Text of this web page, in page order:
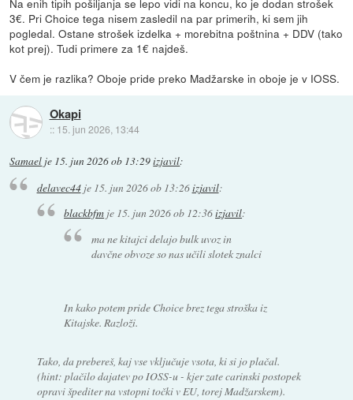
Na enih tipih pošiljanja se lepo vidi na koncu, ko je dodan strošek
3€. Pri Choice tega nisem zasledil na par primerih, ki sem jih
pogledal. Ostane strošek izdelka + morebitna poštnina + DDV (tako
kot prej). Tudi primere za 1€ najdeš.
V čem je razlika? Oboje pride preko Madžarske in oboje je v IOSS.
Okapi
:: 15. jun 2026, 13:44
Samael je 15. jun 2026 ob 13:29izjavil:
delavec44je 15. jun 2026 ob 13:26izjavil:
blackbfm je 15. jun 2026 ob 12:36izjavil:
ma ne kitajci delajo bulk uvoz in
davčne obvoze so nas učili slotek znalci
In kako potem pride Choice brez tega stroška iz
Kitajske. Razloži.
Tako, da prebereš, kaj vse vključuje vsota, ki si jo plačal.
(hint: plačilo dajatev po IOSS-u - kjer zate carinski postopek
opravi špediter na vstopni točki v EU, torej Madžarskem).